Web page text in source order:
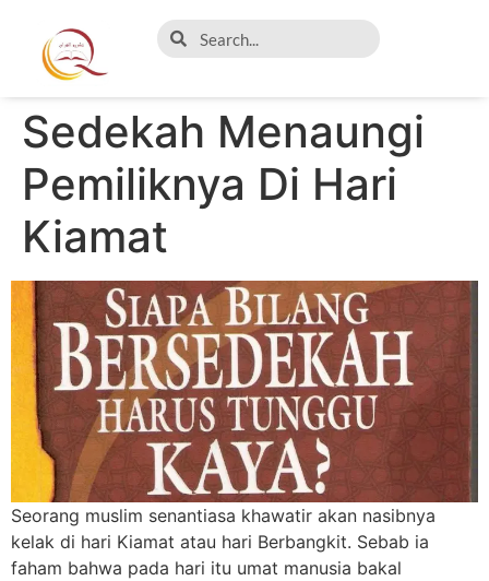
Sedekah Menaungi
Pemiliknya Di Hari
Kiamat
Seorang muslim senantiasa khawatir akan nasibnya
kelak di hari Kiamat atau hari Berbangkit. Sebab ia
faham bahwa pada hari itu umat manusia bakal